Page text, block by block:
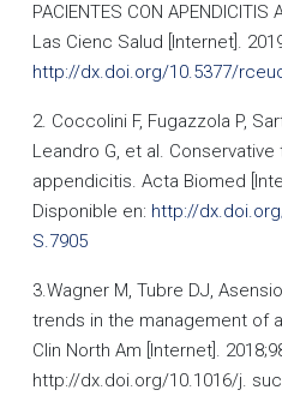
PACIENTES CON
Las Cienc Salud [Internet].
http://dx.doi.org/10.5377/
2. Coccolini F, Fugazzola P,
Leandro G, et al.
appendicitis. Acta Biomed
Disponible en: http://
S.7905
3.Wagner M, Tubre DJ,
trends in the management of
Clin North Am [Internet].
http://dx.doi.org/10.1016/j.